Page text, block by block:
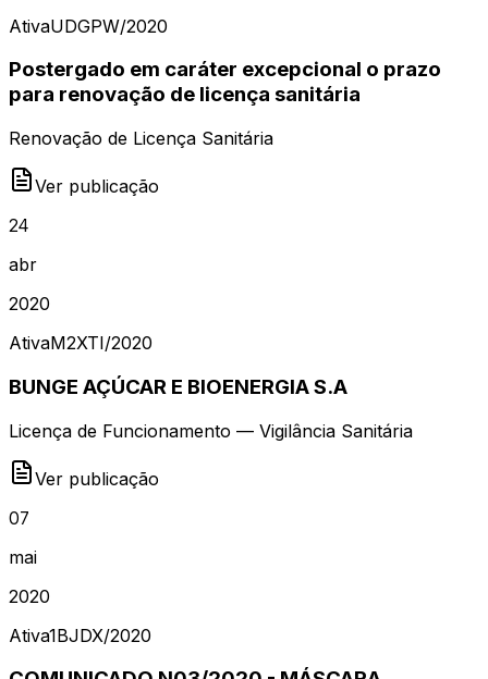
AtivaUDGPW/2020
Postergado em caráter excepcional o prazo
para renovação de licença sanitária
Renovação de Licença Sanitária
Ver publicação
24
abr
2020
AtivaM2XTI/2020
BUNGE AÇÚCAR E BIOENERGIA S.A
Licença de Funcionamento — Vigilância Sanitária
Ver publicação
07
mai
2020
Ativa1BJDX/2020